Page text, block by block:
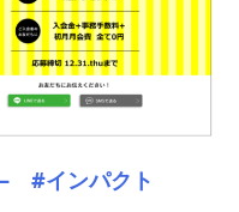
#インパクト